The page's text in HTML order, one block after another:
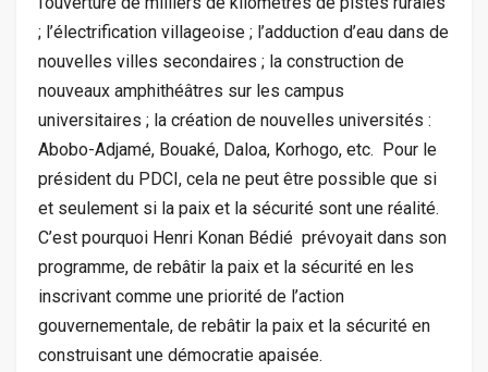
; l’électrification villageoise ; l’adduction d’eau dans de
nouvelles villes secondaires ; la construction de
nouveaux amphithéâtres sur les campus
universitaires ; la création de nouvelles universités :
Abobo-Adjamé, Bouaké, Daloa, Korhogo, etc. Pour le
président du PDCI, cela ne peut être possible que si
et seulement si la paix et la sécurité sont une réalité.
C’est pourquoi Henri Konan Bédié prévoyait dans son
programme, de rebâtir la paix et la sécurité en les
inscrivant comme une priorité de l’action
gouvernementale, de rebâtir la paix et la sécurité en
construisant une démocratie apaisée.